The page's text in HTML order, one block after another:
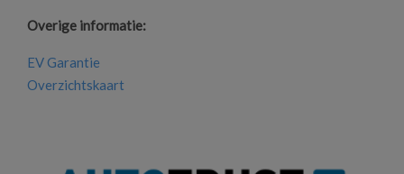
Overige informatie:
EV Garantie
Overzichtskaart